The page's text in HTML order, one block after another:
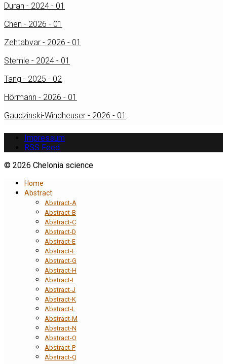
Duran - 2024 - 01
Chen - 2026 - 01
Zehtabvar - 2026 - 01
Stemle - 2024 - 01
Tang - 2025 - 02
Hörmann - 2026 - 01
Gaudzinski-Windheuser - 2026 - 01
Impressum
RSS Feed
© 2026 Chelonia science
Home
Abstract
Abstract-A
Abstract-B
Abstract-C
Abstract-D
Abstract-E
Abstract-F
Abstract-G
Abstract-H
Abstract-I
Abstract-J
Abstract-K
Abstract-L
Abstract-M
Abstract-N
Abstract-O
Abstract-P
Abstract-Q